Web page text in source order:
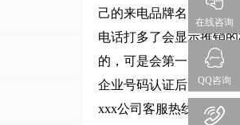
己的来电品牌名片呢？
电话打多了会显示推销
的，可是会第一次把你
企业号码认证后：
xxx公司客服热线 企业名
在线咨询
QQ咨询